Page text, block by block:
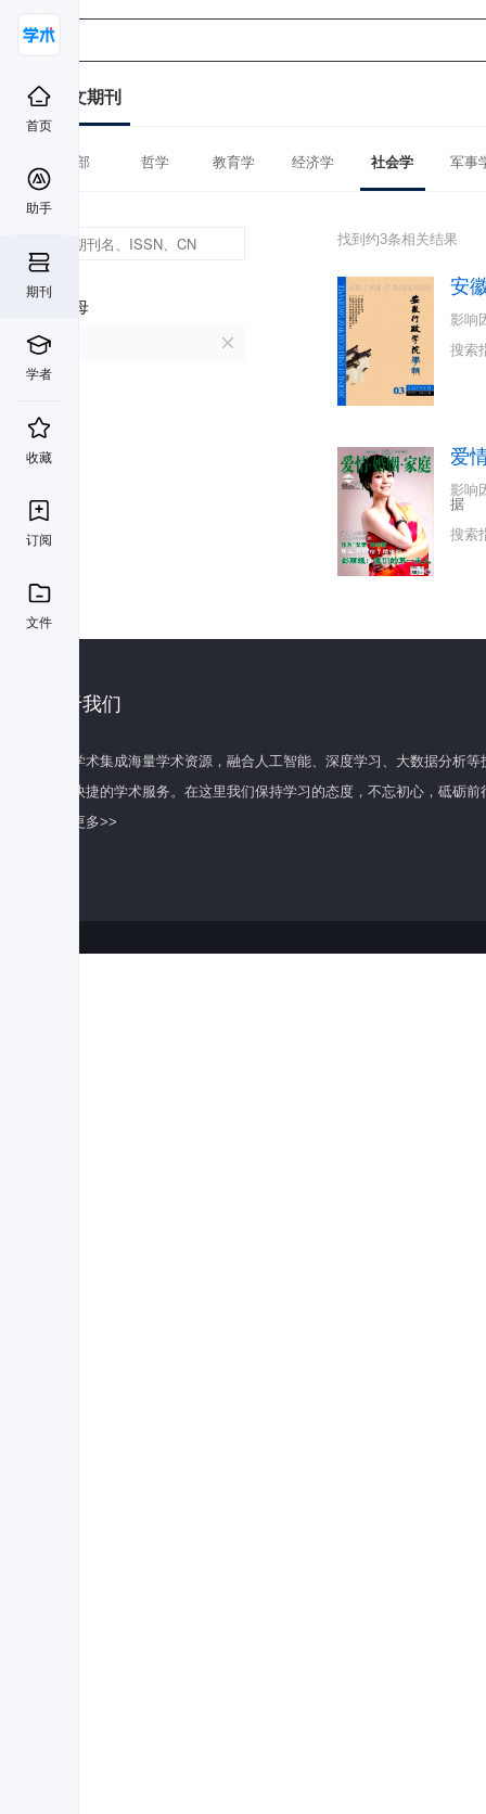
首页
助手
期刊
学者
收藏
订阅
文件
中文期刊
全部 哲学 教育学 经济学 社会学 军事
首字母
A
找到约3条相关结果
安
影响
搜索
爱
影响
据
搜索
关于我们
百度学术集成海量学术资源，融合人工智能、深度学习、大数据分析
全面快捷的学术服务。在这里我们保持学习的态度，不忘初心，砥砺前
了解更多>>